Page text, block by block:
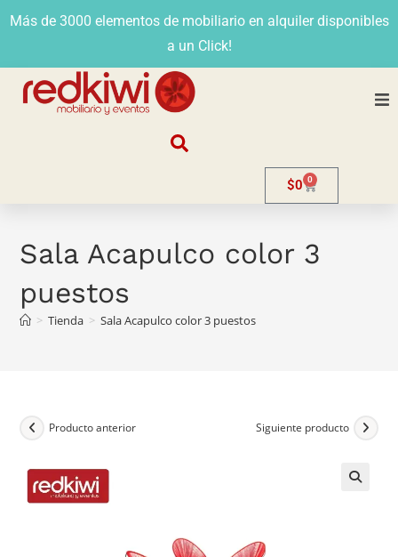
Más de 3000 elementos de mobiliario en alquiler disponibles
a un Click!
$0 0
Sala Acapulco color 3
puestos
> Tienda > Sala Acapulco color 3 puestos
Producto anterior Siguiente producto